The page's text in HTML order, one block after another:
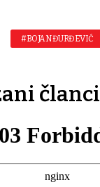
#BOJAN ĐURĐEVIĆ
članci